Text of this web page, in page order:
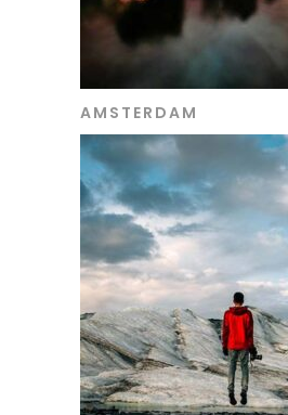
ADD TO CART
AMSTERDAM